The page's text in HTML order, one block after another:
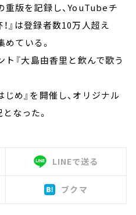
重版を記録し、YouTubeチ
』は登録者数10万人超え
めている。
『大島由香里と飲んで歌う
め』を開催し、オリジナル
なった。
LINEで送る
ブクマ